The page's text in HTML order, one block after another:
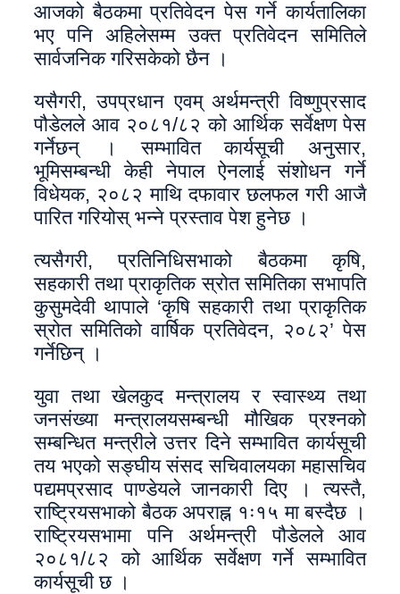
आजको बैठकमा प्रतिवेदन पेस गर्ने कार्यतालिका
भए पनि अहिलेसम्म उक्त प्रतिवेदन समितिले
सार्वजनिक गरिसकेको छैन ।
यसैगरी, उपप्रधान एवम् अर्थमन्त्री विष्णुप्रसाद
पौडेलले आव २०८१/८२ को आर्थिक सर्वेक्षण पेस
गर्नेछन् । सम्भावित कार्यसूची अनुसार,
भूमिसम्बन्धी केही नेपाल ऐनलाई संशोधन गर्ने
विधेयक, २०८२ माथि दफावार छलफल गरी आजै
पारित गरियोस् भन्ने प्रस्ताव पेश हुनेछ ।
त्यसैगरी, प्रतिनिधिसभाको बैठकमा कृषि,
सहकारी तथा प्राकृतिक स्रोत समितिका सभापति
कुसुमदेवी थापाले ‘कृषि सहकारी तथा प्राकृतिक
स्रोत समितिको वार्षिक प्रतिवेदन, २०८२’ पेस
गर्नेछिन् ।
युवा तथा खेलकुद मन्त्रालय र स्वास्थ्य तथा
जनसंख्या मन्त्रालयसम्बन्धी मौखिक प्रश्नको
सम्बन्धित मन्त्रीले उत्तर दिने सम्भावित कार्यसूची
तय भएको सङ्घीय संसद सचिवालयका महासचिव
पद्यमप्रसाद पाण्डेयले जानकारी दिए । त्यस्तै,
राष्ट्रियसभाको बैठक अपराह्न १ः१५ मा बस्दैछ ।
राष्ट्रियसभामा पनि अर्थमन्त्री पौडेलले आव
२०८१/८२ को आर्थिक सर्वेक्षण गर्ने सम्भावित
कार्यसूची छ ।